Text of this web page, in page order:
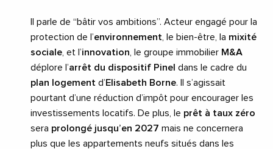
Il parle de “bâtir vos ambitions”. Acteur engagé pour la
protection de l’environnement , le bien-être, la mixité
sociale , et l’innovation , le groupe immobilier M&A
déplore l’arrêt du dispositif Pinel dans le cadre du
plan logement d’Elisabeth Borne. Il s’agissait
pourtant d’une réduction d’impôt pour encourager les
investissements locatifs. De plus, le prêt à taux zéro
sera prolongé jusqu’en 2027 mais ne concernera
plus que les appartements neufs situés dans les